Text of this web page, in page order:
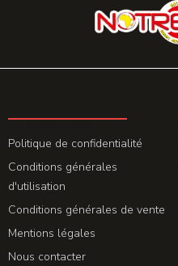
Politique de confidentialité
Conditions générales
d'utilisation
Conditions générales de vente
Mentions légales
Nous contacter